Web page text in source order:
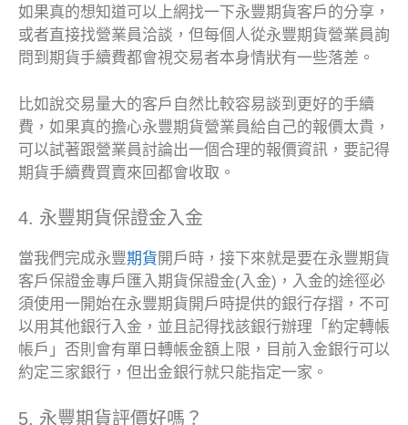
如果真的想知道可以上網找一下永豐期貨客戶的分享，
或者直接找營業員洽談，但每個人從永豐期貨營業員詢
問到期貨手續費都會視交易者本身情狀有一些落差。
比如說交易量大的客戶自然比較容易談到更好的手續
費，如果真的擔心永豐期貨營業員給自己的報價太貴，
可以試著跟營業員討論出一個合理的報價資訊，要記得
期貨手續費買賣來回都會收取。
4. 永豐期貨保證金入金
當我們完成永豐期貨開戶時，接下來就是要在永豐期貨
客戶保證金專戶匯入期貨保證金(入金)，入金的途徑必
須使用一開始在永豐期貨開戶時提供的銀行存摺，不可
以用其他銀行入金，並且記得找該銀行辦理「約定轉帳
帳戶」否則會有單日轉帳金額上限，目前入金銀行可以
約定三家銀行，但出金銀行就只能指定一家。
5. 永豐期貨評價好嗎？